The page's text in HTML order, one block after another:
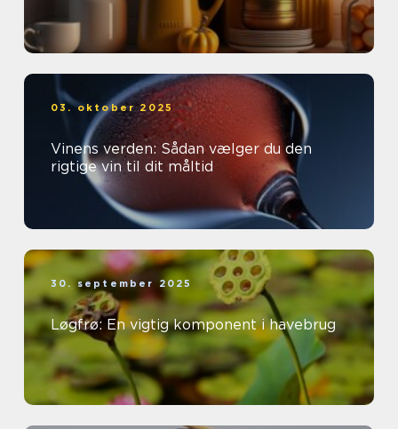
03. oktober 2025
Vinens verden: Sådan vælger du den
rigtige vin til dit måltid
30. september 2025
Løgfrø: En vigtig komponent i havebrug